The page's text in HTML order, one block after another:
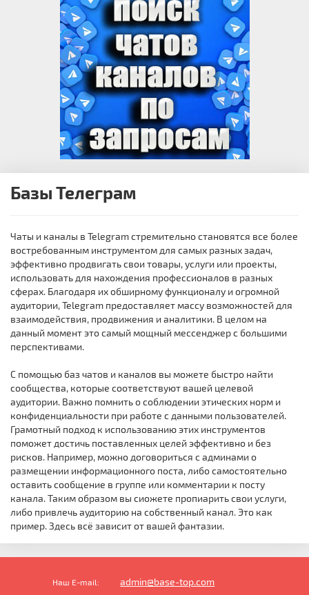
Базы Телеграм
Чаты и каналы в Telegram стремительно становятся все более
востребованным инструментом для самых разных задач,
эффективно продвигать свои товары, услуги или проекты,
использовать для нахождения профессионалов в разных
сферах. Благодаря их обширному функционалу и огромной
аудитории, Telegram предоставляет массу возможностей для
взаимодействия, продвижения и аналитики. В целом на
данный момент это самый мощный мессенджер с большими
перспективами.
С помощью баз чатов и каналов вы можете быстро найти
сообщества, которые соответствуют вашей целевой
аудитории. Важно помнить о соблюдении этических норм и
конфиденциальности при работе с данными пользователей.
Грамотный подход к использованию этих инструментов
поможет достичь поставленных целей эффективно и без
рисков. Например, можно договориться с админами о
размещении информационного поста, либо самостоятельно
оставить сообщение в группе или комментарии к посту
канала. Таким образом вы сиожете пропиарить свои услуги,
либо привлечь аудиторию на собственный канал. Это как
пример. Здесь всё зависит от вашей фантазии.
Наш E-mail: admin@base-top.com